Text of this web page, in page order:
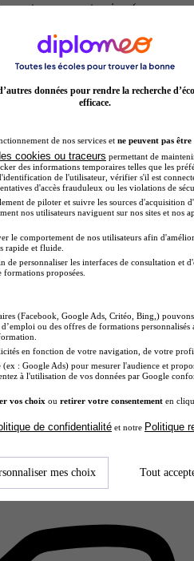
centres non partenaires (non
à notre plateforme,
partenaires et sont également
par le fait qu’elles ne
nosrègles de fonctionnement de
données pour rendre la recherche
efficace.
de nos services et ne peuvent pas être
cookies ou traceurs permettant de
des informations temporaires telles que les
de l'utilisateur, vérifier s'il est
d'accès frauduleux ou les violations de
de piloter et suivre les sources d'acquisition
nos utilisateurs naviguent sur nos sites et nos
le comportement de nos utilisateurs afin
rapide et fluide.
de personnaliser les interfaces de consultation et
proposées.
(Facebook, Google Ads, Critéo, Bing,)
ou des offres de formations
en fonction de votre navigation, de votre
: Google Ads) pour mesurer l'audience et
à l'utilisation de vos données par Google
vos choix ou retirer votre consentement en
de confidentialité et notre Politique
mes choix Tout